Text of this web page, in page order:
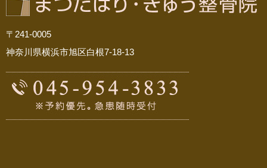
〒241-0005
神奈川県横浜市旭区白根7-18-13